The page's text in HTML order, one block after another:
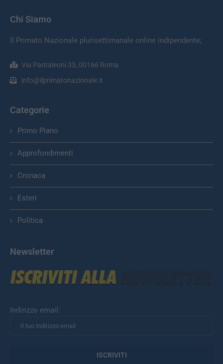
Chi Siamo
Il Primato Nazionale plurisettimanale online indipendente;
Via Pantaleoni 33, 00166 Roma.
info@ilprimatonazionale.it
Categorie
Primo Piano
Approfondimenti
Cronaca
Esteri
Politica
Newsletter
Indirizzo email: